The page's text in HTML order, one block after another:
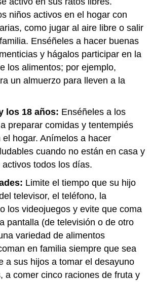
niños activos en el hogar con
como jugar al aire libre o salir
Enséñeles a hacer buenas
y hágalos participar en la
los alimentos; por ejemplo,
un almuerzo para lleven a la
los 18 años: Enséñeles a los
preparar comidas y tentempiés
hogar. Anímelos a hacer
cuando no están en casa y
todos los días.
Limite el tiempo que su hijo
televisor, el teléfono, la
los videojuegos y evite que coma
pantalla (de televisión o de otro
variedad de alimentos
en familia siempre que sea
a sus hijos a tomar el desayuno
a comer cinco raciones de fruta y